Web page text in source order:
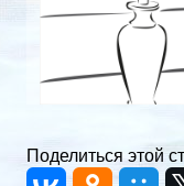
Поделиться этой